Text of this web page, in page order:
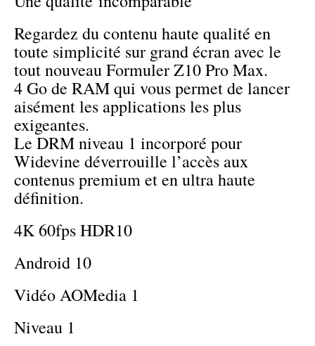
Regardez du contenu haute qualité en
toute simplicité sur grand écran avec le
tout nouveau Formuler Z10 Pro Max.
4 Go de RAM qui vous permet de lancer
aisément les applications les plus
exigeantes.
Le DRM niveau 1 incorporé pour
Widevine déverrouille l’accès aux
contenus premium et en ultra haute
définition.
4K 60fps HDR10
Android 10
Vidéo AOMedia 1
Niveau 1